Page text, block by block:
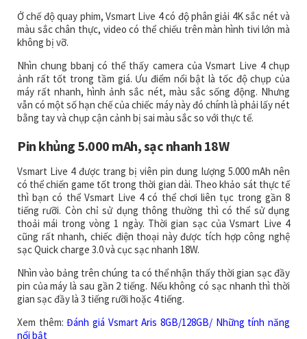
Ở chế độ quay phim, Vsmart Live 4 có độ phân giải 4K sắc nét và
màu sắc chân thực, video có thể chiếu trên màn hình tivi lớn mà
không bị vỡ.
Nhìn chung bbanj có thể thấy camera của Vsmart Live 4 chụp
ảnh rất tốt trong tầm giá. Ưu điểm nổi bật là tốc độ chụp của
máy rất nhanh, hình ảnh sắc nét, màu sắc sống động. Nhưng
vẫn có một số hạn chế của chiếc máy này đó chính là phải lấy nét
bằng tay và chụp cận cảnh bị sai màu sắc so với thực tế.
Pin khủng 5.000 mAh, sạc nhanh 18W
Vsmart Live 4 được trang bị viên pin dung lượng 5.000 mAh nên
có thể chiến game tốt trong thời gian dài. Theo khảo sát thực tế
thì bạn có thể Vsmart Live 4 có thể chơi liên tục trong gần 8
tiếng rưỡi. Còn chỉ sử dụng thông thường thì có thể sử dụng
thoải mái trong vòng 1 ngày. Thời gian sạc của Vsmart Live 4
cũng rất nhanh, chiếc điện thoại này được tích hợp công nghệ
sạc Quick charge 3.0 và cục sạc nhanh 18W.
Nhìn vào bảng trên chúng ta có thể nhận thấy thời gian sạc đầy
pin của máy là sau gần 2 tiếng. Nếu không có sạc nhanh thì thời
gian sạc đầy là 3 tiếng rưỡi hoặc 4 tiếng.
Xem thêm:Đánh giá Vsmart Aris 8GB/128GB/ Những tính năng
nổi bật